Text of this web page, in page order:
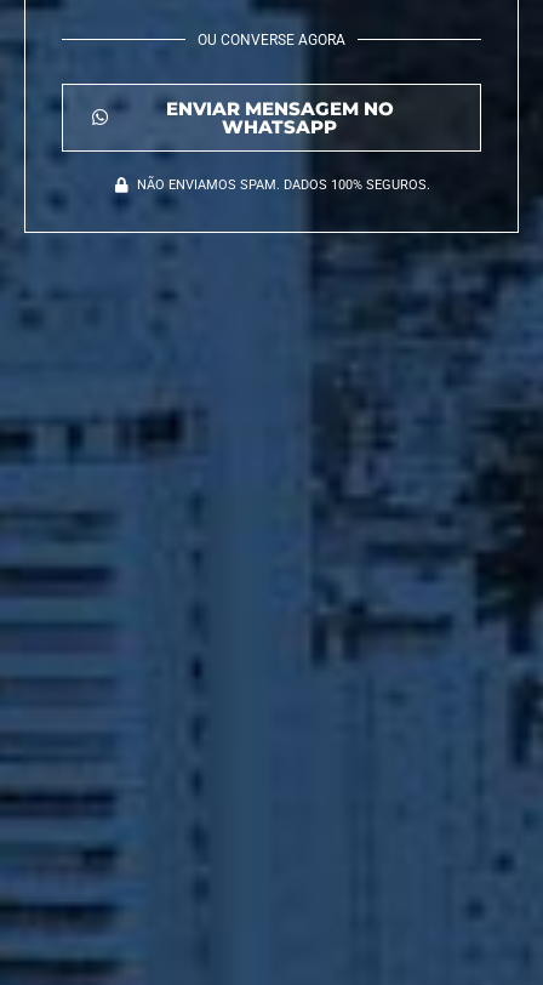
OU CONVERSE AGORA
ENVIAR MENSAGEM NO
WHATSAPP
NÃO ENVIAMOS SPAM. DADOS 100% SEGUROS.